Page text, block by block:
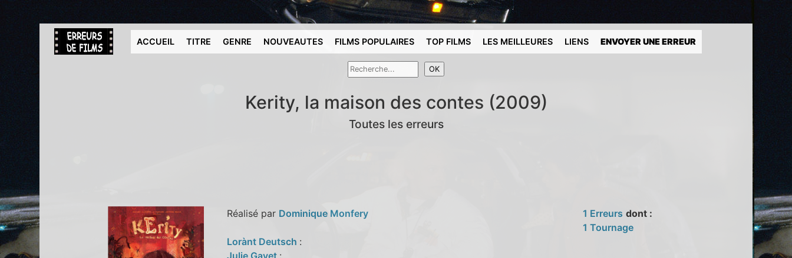
ACCUEIL TITRE GENRE NOUVEAUTES FILMS POPULAIRES TOP FILMS LES MEILLEURES LIENS ENVOYER UNE ERREUR
Kerity, la maison des contes (2009)
Toutes les erreurs
Réalisé par Dominique Monfery
Lorànt Deutsch :
Julie Gayet :
1 Erreurs dont :
1 Tournage